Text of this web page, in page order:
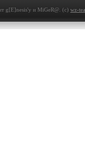
g[E]nesis'у и MiGeR@. (с) wz-